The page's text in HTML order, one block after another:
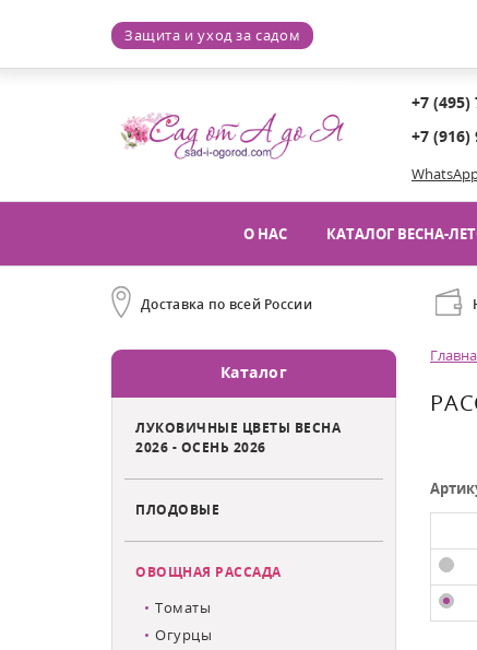
Защита и уход за садом
+7 (495)
+7 (916)
О НАС КАТАЛОГ ВЕСНА-
Доставка по всей России
Каталог
ЛУКОВИЧНЫЕ ЦВЕТЫ ВЕСНА
2026 - ОСЕНЬ 2026
ПЛОДОВЫЕ
ОВОЩНАЯ РАССАДА
Томаты
Огурцы